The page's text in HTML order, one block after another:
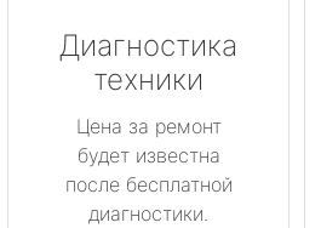
Диагностика
техники
Цена за ремонт
будет известна
после бесплатной
диагностики.